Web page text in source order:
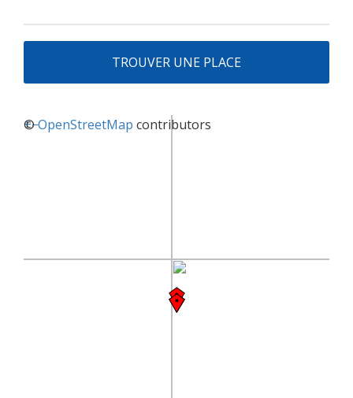
TROUVER UNE PLACE
+−
©OpenStreetMap contributors